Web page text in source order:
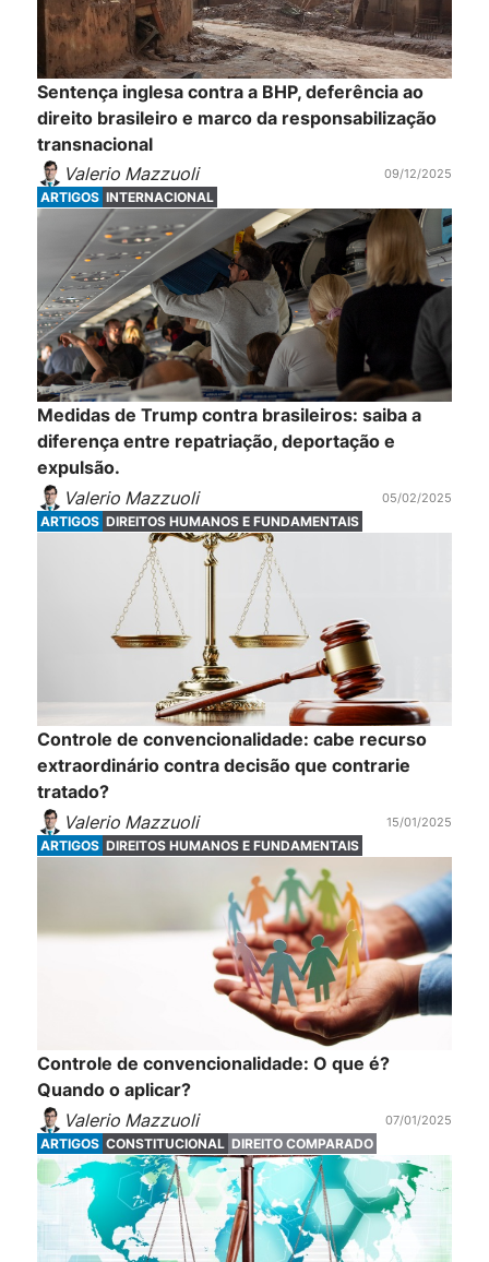
Sentença inglesa contra a BHP, deferência ao
direito brasileiro e marco da responsabilização
transnacional
Valerio Mazzuoli
09/12/2025
ARTIGOS INTERNACIONAL
Medidas de Trump contra brasileiros: saiba a
diferença entre repatriação, deportação e
expulsão.
Valerio Mazzuoli
05/02/2025
ARTIGOS DIREITOS HUMANOS E FUNDAMENTAIS
Controle de convencionalidade: cabe recurso
extraordinário contra decisão que contrarie
tratado?
Valerio Mazzuoli
15/01/2025
ARTIGOS DIREITOS HUMANOS E FUNDAMENTAIS
Controle de convencionalidade: O que é?
Quando o aplicar?
Valerio Mazzuoli
07/01/2025
ARTIGOS CONSTITUCIONAL DIREITO COMPARADO